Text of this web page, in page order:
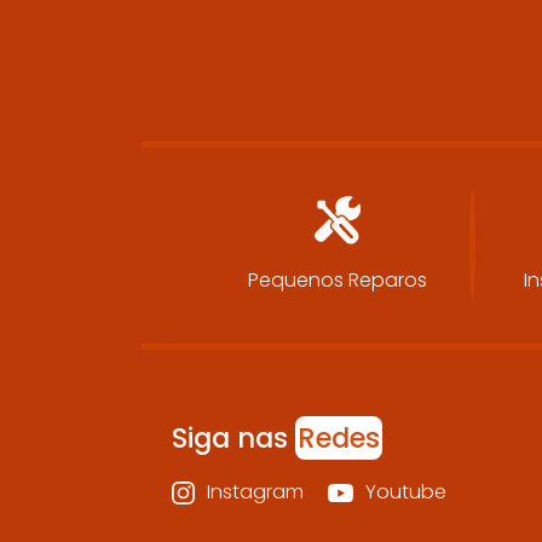
Pequenos Reparos
Siga nas Redes
Instagram Youtube